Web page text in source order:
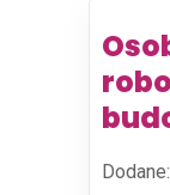
Dodane: